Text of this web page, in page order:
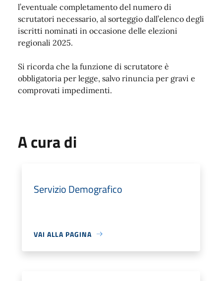
l’eventuale completamento del numero di
scrutatori necessario, al sorteggio dall’elenco degli
iscritti nominati in occasione delle elezioni
regionali 2025.
Si ricorda che la funzione di scrutatore è
obbligatoria per legge, salvo rinuncia per gravi e
comprovati impedimenti.
A cura di
Servizio Demografico
VAI ALLA PAGINA